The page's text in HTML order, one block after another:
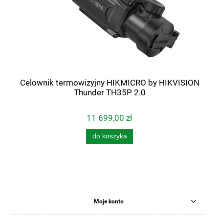
Celownik termowizyjny HIKMICRO by HIKVISION
Thunder TH35P 2.0
11 699,00 zł
do koszyka
Moje konto